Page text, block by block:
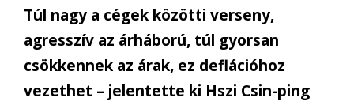
Túl nagy a cégek közötti verseny,
agresszív az árháború, túl gyorsan
csökkennek az árak, ez deflációhoz
vezethet – jelentette ki Hszi Csin-ping